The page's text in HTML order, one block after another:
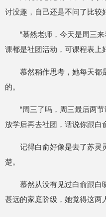
讨没趣，自己还是不问了比较
“慕然老师，今天是周三
课都是社团活动，可课程表上
慕然稍作思考，她每天都
的。
“周三了吗，周三最后两
放学后再去社团，话说你跟白
记得白俞好像是去了苏灵
楚。
慕然从没有见过白俞跟白
甚远的家庭阶级，她觉得这两